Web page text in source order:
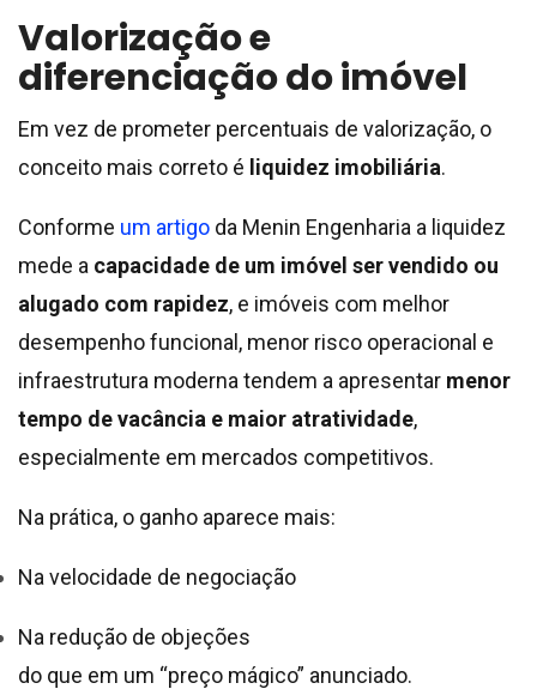
Valorização e
diferenciação do imóvel
Em vez de prometer percentuais de valorização, o
conceito mais correto é liquidez imobiliária.
Conforme um artigo da Menin Engenharia a liquidez
mede a capacidade de um imóvel ser vendido ou
alugado com rapidez, e imóveis com melhor
desempenho funcional, menor risco operacional e
infraestrutura moderna tendem a apresentar menor
tempo de vacância e maior atratividade,
especialmente em mercados competitivos.
Na prática, o ganho aparece mais:
Na velocidade de negociação
Na redução de objeções
do que em um “preço mágico” anunciado.